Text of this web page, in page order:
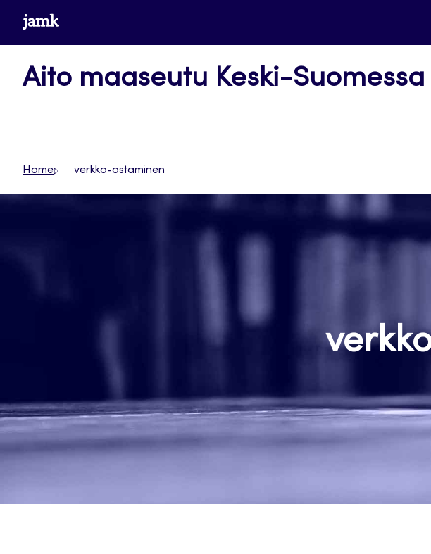
Siirrywww.jamk.fi
Aito maaseutu Keski-Suomessa
Home verkko-ostaminen